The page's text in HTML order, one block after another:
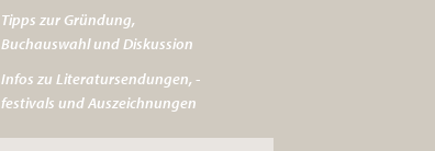
Tipps zur Gründung,
Buchauswahl und Diskussion
Infos zu Literatursendungen, -
festivals und Auszeichnungen